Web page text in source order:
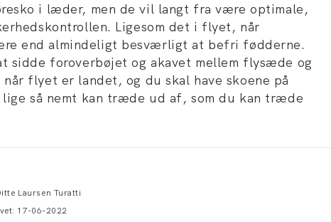
i læder, men de vil langt fra være optimale,
Ligesom det i flyet, når
end almindeligt besværligt at befri fødderne.
sidde foroverbøjet og akavet mellem flysæde og
når flyet er landet, og du skal have skoene på
så nemt kan træde ud af, som du kan træde
Laursen Turatti
17-06-2022